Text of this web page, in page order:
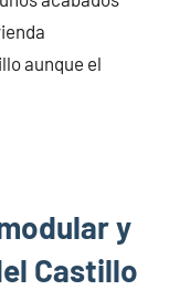
aunque el
y
Castillo